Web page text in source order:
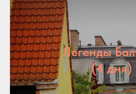
Легенды
(4 дня)